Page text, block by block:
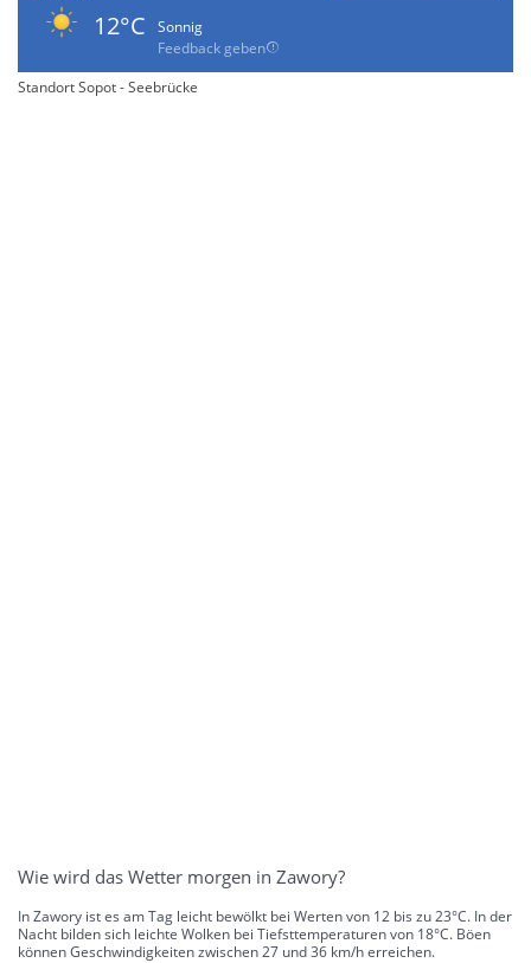
12°C
Sonnig
Feedback geben
Standort Sopot - Seebrücke
Wie wird das Wetter morgen in Zawory?
In Zawory ist es am Tag leicht bewölkt bei Werten von 12 bis zu 23°C. In der
Nacht bilden sich leichte Wolken bei Tiefsttemperaturen von 18°C. Böen
können Geschwindigkeiten zwischen 27 und 36 km/h erreichen.